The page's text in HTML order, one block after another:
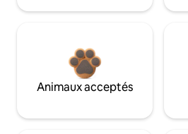
Animaux acceptés